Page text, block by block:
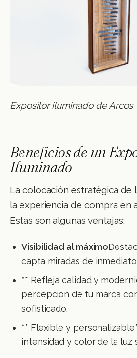
Expositor iluminado de Arcos
Beneficios de un
Iluminado
La colocación estratégica de
la experiencia de compra en
Estas son algunas ventajas:
Visibilidad al máximo
capta miradas de inmediato.
** Refleja calidad y
percepción de tu marca
sofisticado.
** Flexible y
intensidad y color de la luz